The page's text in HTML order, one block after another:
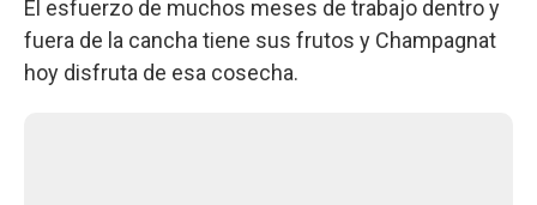
El esfuerzo de muchos meses de trabajo dentro y
fuera de la cancha tiene sus frutos y Champagnat
hoy disfruta de esa cosecha.